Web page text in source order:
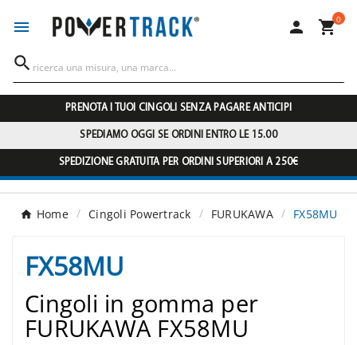
  0

PRENOTA I TUOI CINGOLI SENZA PAGARE ANTICIPI
SPEDIAMO OGGI SE ORDINI ENTRO LE 15.00
SPEDIZIONE GRATUITA PER ORDINI SUPERIORI A 250€
Home Cingoli Powertrack FURUKAWA FX58MU
FX58MU
Cingoli in gomma per
FURUKAWA FX58MU